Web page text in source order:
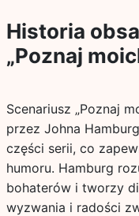
Historia
„Poznaj
Scenariusz „Poznaj
przez Johna
części serii, co
humoru. Hamburg
bohaterów i tworzy
wyzwania i radości